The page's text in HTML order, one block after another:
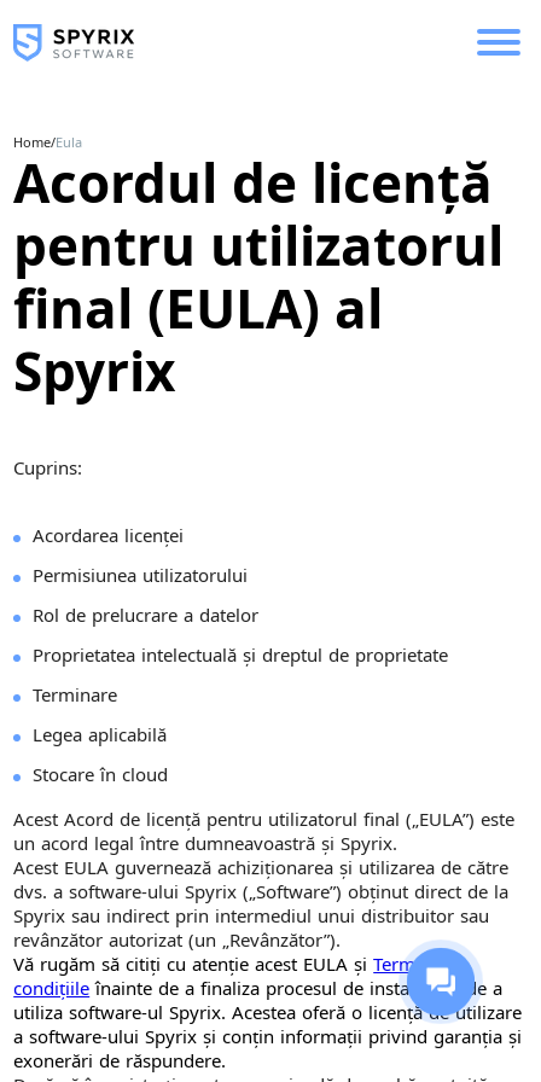
Home/Eula
Acordul de licență
pentru utilizatorul
final (EULA) al
Spyrix
Cuprins:
Acordarea licenței
Permisiunea utilizatorului
Rol de prelucrare a datelor
Proprietatea intelectuală și dreptul de proprietate
Terminare
Legea aplicabilă
Stocare în cloud
Acest Acord de licență pentru utilizatorul final („EULA”) este
un acord legal între dumneavoastră și Spyrix.
Acest EULA guvernează achiziționarea și utilizarea de către
dvs. a software-ului Spyrix („Software”) obținut direct de la
Spyrix sau indirect prin intermediul unui distribuitor sau
revânzător autorizat (un „Revânzător”).
Vă rugăm să citiți cu atenție acest EULA șiTermenii și
condițiile înainte de a finaliza procesul de instalare și de a
utiliza software-ul Spyrix. Acestea oferă o licență de utilizare
a software-ului Spyrix și conțin informații privind garanția și
exonerări de răspundere.